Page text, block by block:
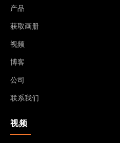
产品
获取画册
视频
博客
公司
联系我们
视频